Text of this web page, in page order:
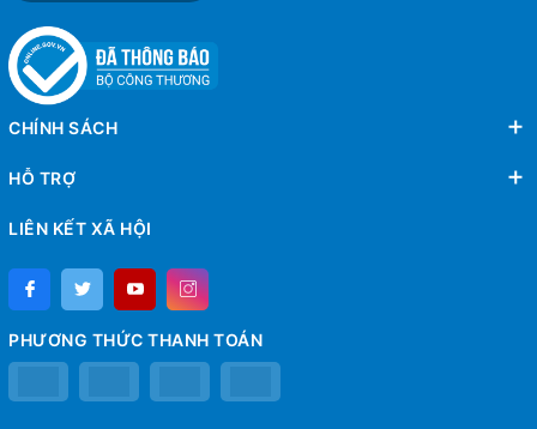
CHÍNH SÁCH
HỖ TRỢ
LIÊN KẾT XÃ HỘI
PHƯƠNG THỨC THANH TOÁN